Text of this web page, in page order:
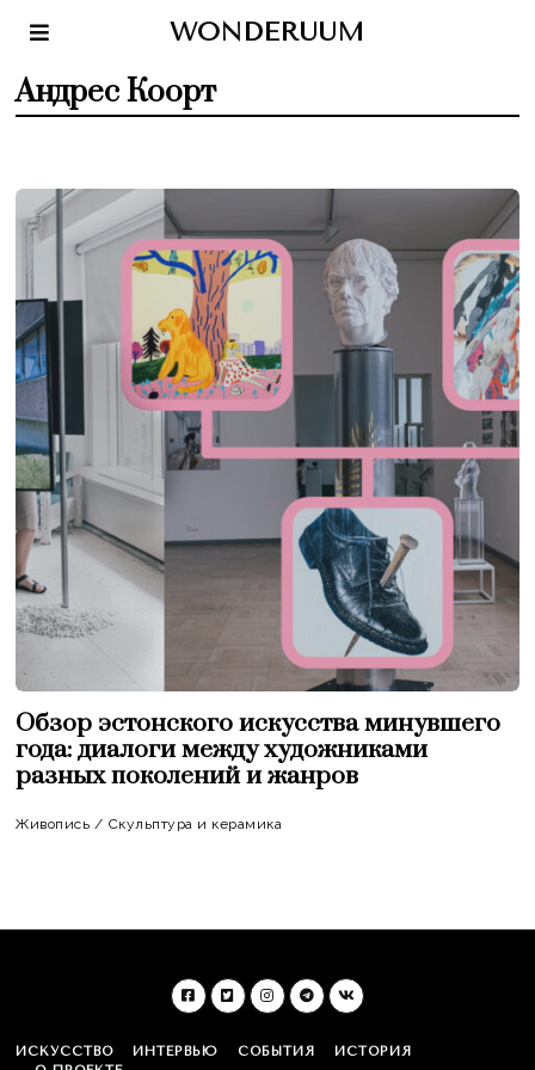
WONDERUUM
Андрес Коорт
Обзор эстонского искусства минувшего
года: диалоги между художниками
разных поколений и жанров
Живопись / Скульптура и керамика
ИСКУССТВО ИНТЕРВЬЮ СОБЫТИЯ
ИСТОРИЯ